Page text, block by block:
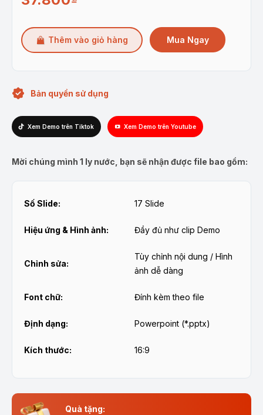
Thêm vào giỏ hàng Mua Ngay
Bản quyền sử dụng
Xem Demo trên Tiktok Xem Demo trên Youtube
Mời chúng mình 1 ly nước, bạn sẽ nhận được file bao gồm:
Số Slide: 17 Slide
Hiệu ứng & Hình ảnh: Đầy đủ như clip Demo
Chỉnh sửa:
Tùy chỉnh nội dung / Hình
ảnh dễ dàng
Font chữ: Đính kèm theo file
Định dạng: Powerpoint (*.pptx)
Kích thước: 16:9
Quà tặng: